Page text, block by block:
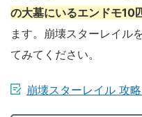
の大墓にいるエンドモ10
ます。崩壊スターレイル
てみてください。
崩壊スターレイル 攻